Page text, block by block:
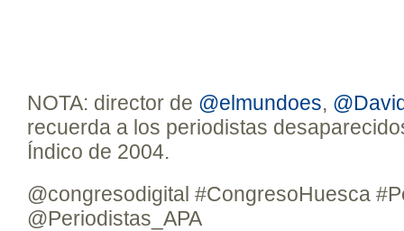
NOTA: director de @elmundoes,
recuerda a los periodistas
Índico de 2004.
@congresodigital #CongresoHuesca
@Periodistas_APA